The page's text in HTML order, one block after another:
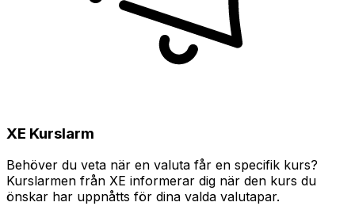
XE Kurslarm
Behöver du veta när en valuta får en specifik kurs?
Kurslarmen från XE informerar dig när den kurs du
önskar har uppnåtts för dina valda valutapar.